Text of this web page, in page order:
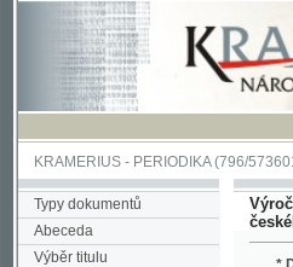
KRAMERIUS-PERIODIKA(796/5736010)
Typy dokumentů
Abeceda
Výběr titulu
Titul
Výroční
českého
*